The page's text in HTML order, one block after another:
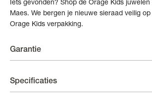
Iets gevonden? Shop de Orage Kids juwelen
Maes. We bergen je nieuwe sieraad veilig
Orage Kids verpakking.
Garantie
Specificaties